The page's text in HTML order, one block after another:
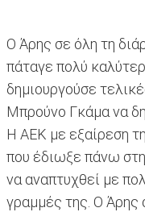
Ο Άρης σε όλη τη
πάταγε πολύ
δημιουργούσε
Μπρούνο Γκάμα να
Η ΑΕΚ με εξαίρεση
που έδιωξε πάνω
να αναπτυχθεί με
γραμμές της. Ο Άρης